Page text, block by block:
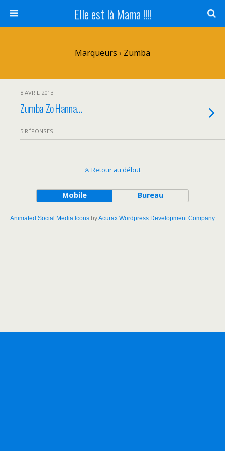
Elle est là Mama !!!!
Marqueurs › Zumba
8 AVRIL 2013
Zumba Zo Hanna…
5 RÉPONSES
Retour au début
Mobile Bureau
Animated Social Media Icons byAcurax Wordpress Development Company